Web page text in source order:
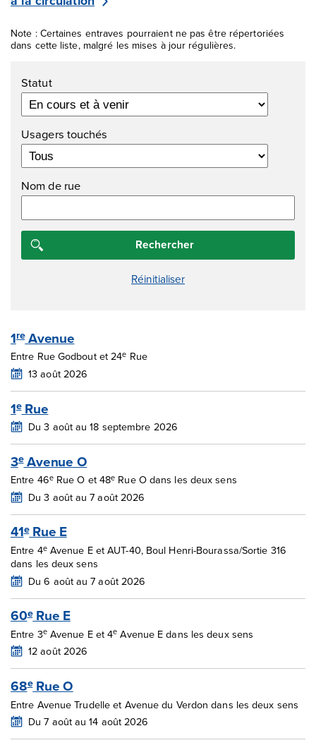
Note : Certaines entraves pourraient ne pas être répertoriées
dans cette liste, malgré les mises à jour régulières.
Filtres
Statut
Usagers touchés
Nom de rue
1reAvenue
Entre Rue Godbout et 24e Rue
13 août 2026
1eRue
Du 3 août au 18 septembre 2026
3eAvenue O
Entre 46eRue O et 48e Rue O dans les deux sens
Du 3 août au 7 août 2026
41eRue E
Entre 4eAvenue E et AUT-40, Boul Henri-Bourassa/Sortie 316
dans les deux sens
Du 6 août au 7 août 2026
60eRue E
Entre 3eAvenue E et 4e Avenue E dans les deux sens
12 août 2026
68eRue O
Entre Avenue Trudelle et Avenue du Verdon dans les deux sens
Du 7 août au 14 août 2026